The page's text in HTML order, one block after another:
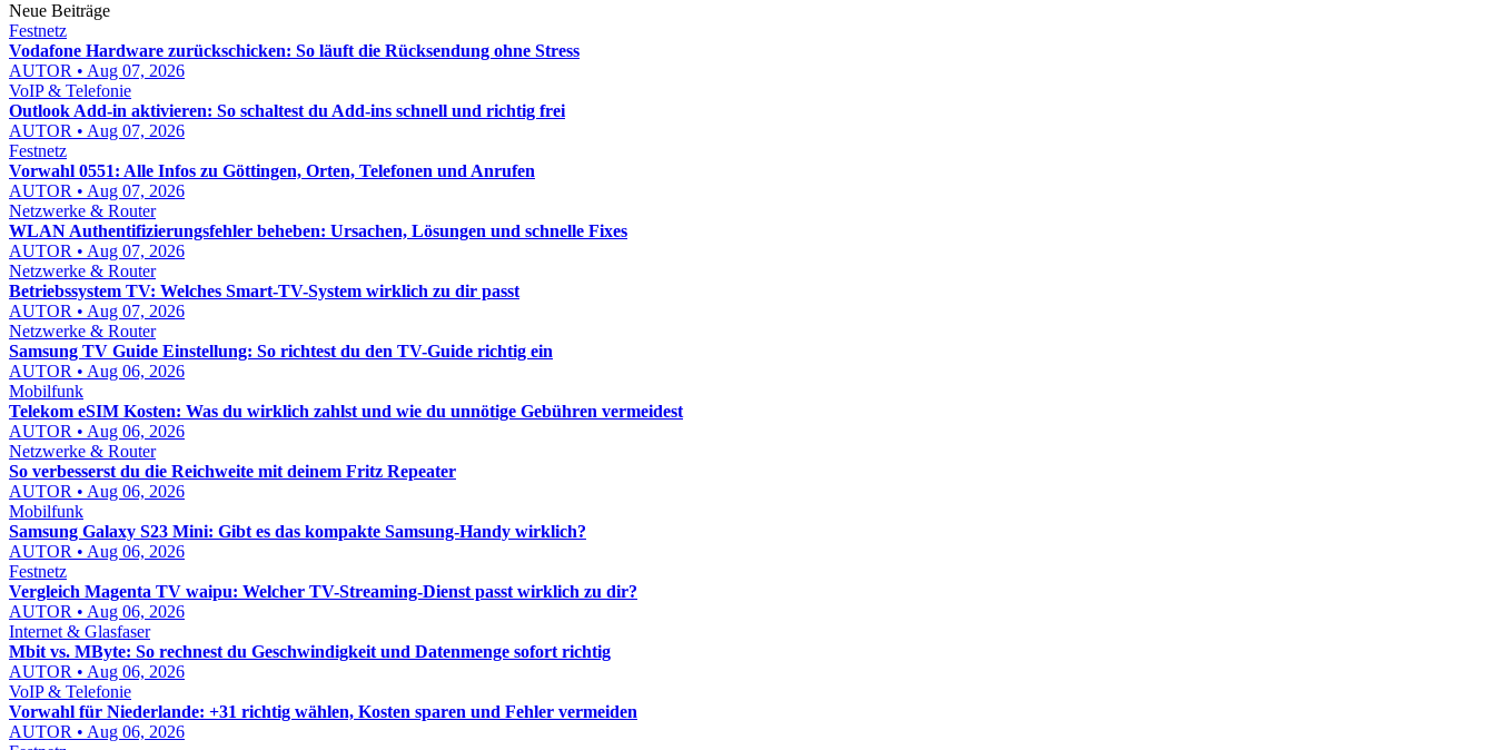
Neue Beiträge
Festnetz
Vodafone Hardware zurückschicken: So läuft die Rücksendung ohne Stress
AUTOR • Aug 07, 2026
VoIP & Telefonie
Outlook Add-in aktivieren: So schaltest du Add-ins schnell und richtig frei
AUTOR • Aug 07, 2026
Festnetz
Vorwahl 0551: Alle Infos zu Göttingen, Orten, Telefonen und Anrufen
AUTOR • Aug 07, 2026
Netzwerke & Router
WLAN Authentifizierungsfehler beheben: Ursachen, Lösungen und schnelle Fixes
AUTOR • Aug 07, 2026
Netzwerke & Router
Betriebssystem TV: Welches Smart-TV-System wirklich zu dir passt
AUTOR • Aug 07, 2026
Netzwerke & Router
Samsung TV Guide Einstellung: So richtest du den TV-Guide richtig ein
AUTOR • Aug 06, 2026
Mobilfunk
Telekom eSIM Kosten: Was du wirklich zahlst und wie du unnötige Gebühren vermeidest
AUTOR • Aug 06, 2026
Netzwerke & Router
So verbesserst du die Reichweite mit deinem Fritz Repeater
AUTOR • Aug 06, 2026
Mobilfunk
Samsung Galaxy S23 Mini: Gibt es das kompakte Samsung-Handy wirklich?
AUTOR • Aug 06, 2026
Festnetz
Vergleich Magenta TV waipu: Welcher TV-Streaming-Dienst passt wirklich zu dir?
AUTOR • Aug 06, 2026
Internet & Glasfaser
Mbit vs. MByte: So rechnest du Geschwindigkeit und Datenmenge sofort richtig
AUTOR • Aug 06, 2026
VoIP & Telefonie
Vorwahl für Niederlande: +31 richtig wählen, Kosten sparen und Fehler vermeiden
AUTOR • Aug 06, 2026